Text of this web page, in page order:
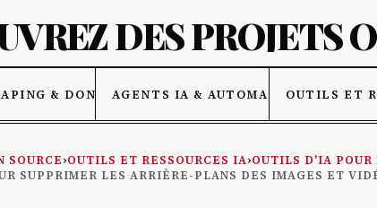
DES PROJETS
& DONNÉESAGENTS IA & AUTOMATISATION
OUTILS ET
SOURCE›OUTILS ET RESSOURCES IA›OUTILS D'IA POUR
SUPPRIMER LES ARRIÈRE-PLANS DES IMAGES ET